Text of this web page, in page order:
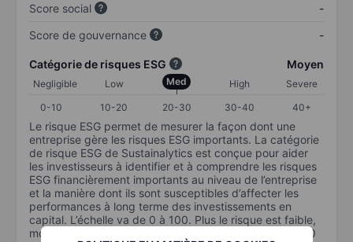
Score social
-
Score de gouvernance
-
Catégorie de risques ESG Moyen
Negligible Low Med High
Severe
0-10
10-20 20-30 30-40 40+
Le risque ESG permet de mesurer la façon dont une
entreprise gère les risques ESG importants. La catégorie
de risque ESG de Sustainalytics est conçue pour aider
les investisseurs à identifier et à comprendre les risques
ESG financièrement importants au niveau de l’entreprise
et la manière dont ils sont susceptibles d’affecter les
performances à long terme des investissements en
capital. L’échelle va de 0 à 100. Plus le risque est faible,
moins il est important (0 équivaut à aucun risque et 100